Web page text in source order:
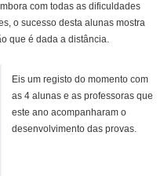
com todas as dificuldades
o sucesso desta alunas mostra
que é dada a distância.
Eis um registo do momento com
as 4 alunas e as professoras que
este ano acompanharam o
desenvolvimento das provas.